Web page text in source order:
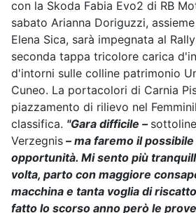
con la Skoda Fabia Evo2 di RB
sabato Arianna Doriguzzi,
Elena Sica, sarà impegnata al
seconda tappa tricolore carica
d'intorni sulle colline patrimonio
Cuneo. La portacolori di Carnia
piazzamento di rilievo nel
classifica. "Gara difficile –
Verzegnis – ma faremo il
opportunità. Mi sento più
volta, parto con maggiore
macchina e tanta voglia di
fatto lo scorso anno però le